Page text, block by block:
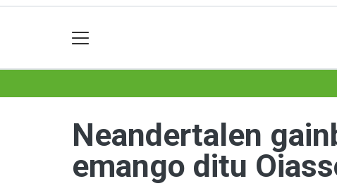
Neandertalen
emango ditu